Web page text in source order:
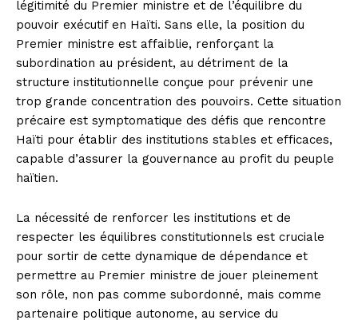
légitimité du Premier ministre et de l’équilibre du
pouvoir exécutif en Haïti. Sans elle, la position du
Premier ministre est affaiblie, renforçant la
subordination au président, au détriment de la
structure institutionnelle conçue pour prévenir une
trop grande concentration des pouvoirs. Cette situation
précaire est symptomatique des défis que rencontre
Haïti pour établir des institutions stables et efficaces,
capable d’assurer la gouvernance au profit du peuple
haïtien.
La nécessité de renforcer les institutions et de
respecter les équilibres constitutionnels est cruciale
pour sortir de cette dynamique de dépendance et
permettre au Premier ministre de jouer pleinement
son rôle, non pas comme subordonné, mais comme
partenaire politique autonome, au service du